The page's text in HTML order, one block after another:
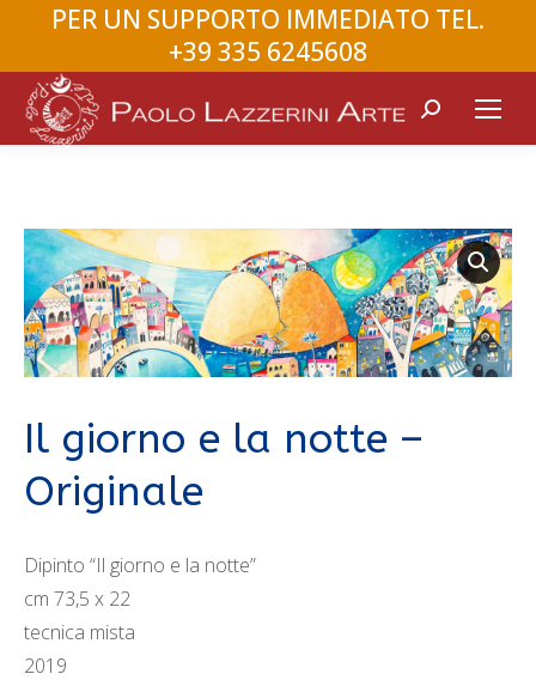
PER UN SUPPORTO IMMEDIATO TEL.
+39 335 6245608
Search:
Il giorno e la notte –
Originale
Dipinto “Il giorno e la notte”
cm 73,5 x 22
tecnica mista
2019